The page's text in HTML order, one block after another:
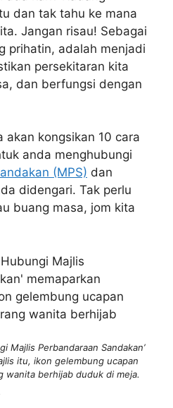
dan tak tahu ke mana
Jangan risau! Sebagai
prihatin, adalah menjadi
persekitaran kita
dan berfungsi dengan
akan kongsikan 10 cara
anda menghubungi
(MPS) dan
didengari. Tak perlu
buang masa, jom kita
Majlis Perbandaraan Sandakan’
itu, ikon gelembung ucapan
wanita berhijab duduk di meja.